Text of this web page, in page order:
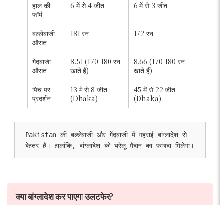
हाल की
फॉर्म
6 में से 4 जीत 6 में से 3 जीत
बल्लेबाजी
औसत
181 रन 172 रन
गेंदबाजी
औसत
8.51 (170-180 रन
खाते हैं)
8.66 (170-180 रन
खाते हैं)
पिच पर
प्रदर्शन
13 में से 8 जीत
(Dhaka)
45 में से 22 जीत
(Dhaka)
Pakistan की बल्लेबाजी और गेंदबाजी में गहराई बांग्लादेश से
बेहतर है। हालांकि, बांग्लादेश को घरेलू मैदान का फायदा मिलेगा।
क्या बांग्लादेश कर पाएगा उलटफेर?